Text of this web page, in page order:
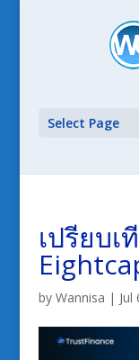
Select Page
เปรียบเ
by Wannisa | Jul